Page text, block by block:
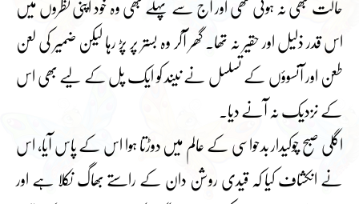
حالت کبھی نہ ہوئی تھی اور آج سے پہلے کبھی وہ خود اپنی نظروں میں
اس قدر ذلیل اور حقیر نہ تھا۔ گھر آکر وہ بستر پر پڑ رہا لیکن ضمیر کی لعن
طعن اور آنسوؤں کے تسلسل نے نیند کو ایک پل کے لیے بھی اس
کے نزدیک نہ آنے دیا۔
اگلی صبح چوکیدار بدحواسی کے عالم میں دوڑتا ہوا اس کے پاس آیا، اس
نے انکشاف کیا کہ قیدی روشن دان کے راستے بھاگ نکلا ہے اور